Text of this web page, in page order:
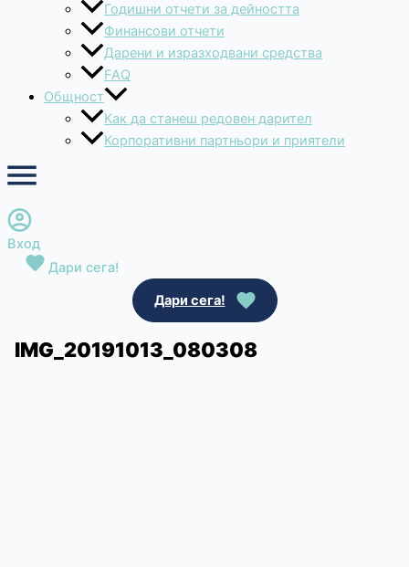
Годишни отчети за дейността
Финансови отчети
Дарени и изразходвани средства
FAQ
Общност
Как да станеш редовен дарител
Корпоративни партньори и приятели
Вход
Дари сега!
Дари сега!
IMG_20191013_080308